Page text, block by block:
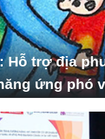
Hỗ trợ địa
ứng phó